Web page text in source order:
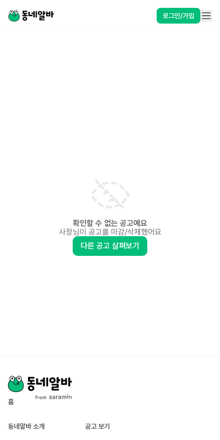
로그인/가입
확인할 수 없는 공고예요
사장님이 공고를 마감/삭제했어요
다른 공고 살펴보기
홈
동네알바 소개 공고 보기